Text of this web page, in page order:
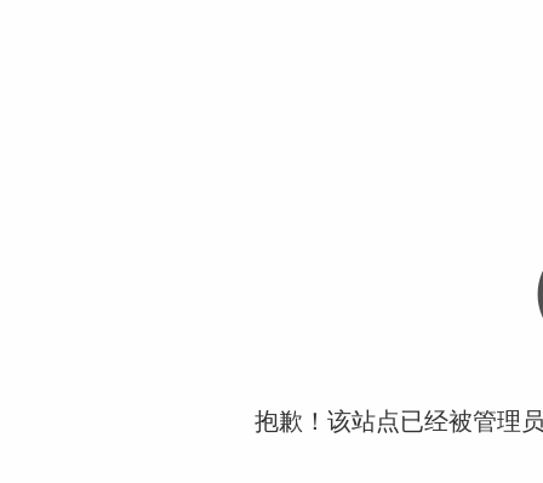
抱歉！该站点已经被管理